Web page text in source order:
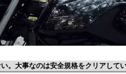
。大事なのは安全規格をクリアして